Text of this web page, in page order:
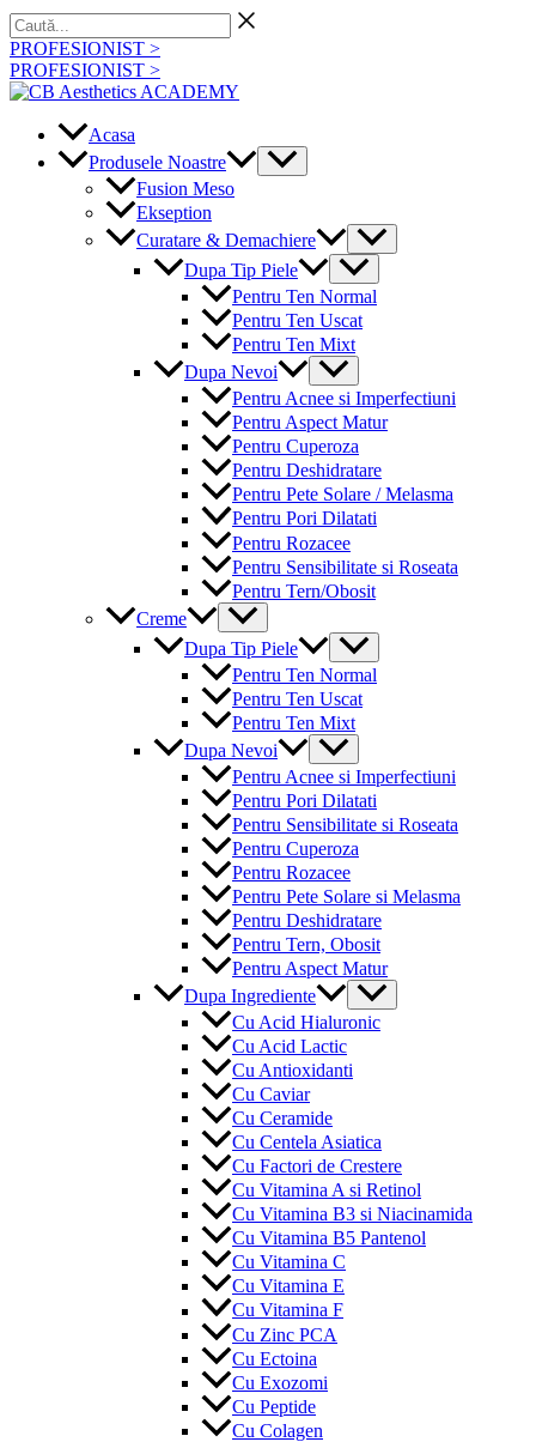
Skip
to
content
Caută...
PROFESIONIST >
PROFESIONIST >
Acasa
Produsele Noastre
Menu
Toggle
Fusion Meso
Ekseption
Curatare & Demachiere
Menu
Toggle
Dupa Tip Piele
Menu
Toggle
Pentru Ten Normal
Pentru Ten Uscat
Pentru Ten Mixt
Dupa Nevoi
Menu
Toggle
Pentru Acnee si Imperfectiuni
Pentru Aspect Matur
Pentru Cuperoza
Pentru Deshidratare
Pentru Pete Solare / Melasma
Pentru Pori Dilatati
Pentru Rozacee
Pentru Sensibilitate si Roseata
Pentru Tern/Obosit
Creme
Menu
Toggle
Dupa Tip Piele
Menu
Toggle
Pentru Ten Normal
Pentru Ten Uscat
Pentru Ten Mixt
Dupa Nevoi
Menu
Toggle
Pentru Acnee si Imperfectiuni
Pentru Pori Dilatati
Pentru Sensibilitate si Roseata
Pentru Cuperoza
Pentru Rozacee
Pentru Pete Solare si Melasma
Pentru Deshidratare
Pentru Tern, Obosit
Pentru Aspect Matur
Dupa Ingrediente
Menu
Toggle
Cu Acid Hialuronic
Cu Acid Lactic
Cu Antioxidanti
Cu Caviar
Cu Ceramide
Cu Centela Asiatica
Cu Factori de Crestere
Cu Vitamina A si Retinol
Cu Vitamina B3 si Niacinamida
Cu Vitamina B5 Pantenol
Cu Vitamina C
Cu Vitamina E
Cu Vitamina F
Cu Zinc PCA
Cu Ectoina
Cu Exozomi
Cu Peptide
Cu Colagen